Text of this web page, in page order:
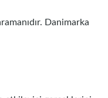
Danimarka